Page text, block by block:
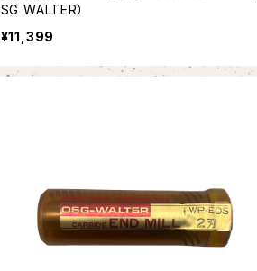
SG WALTER）
¥11,399